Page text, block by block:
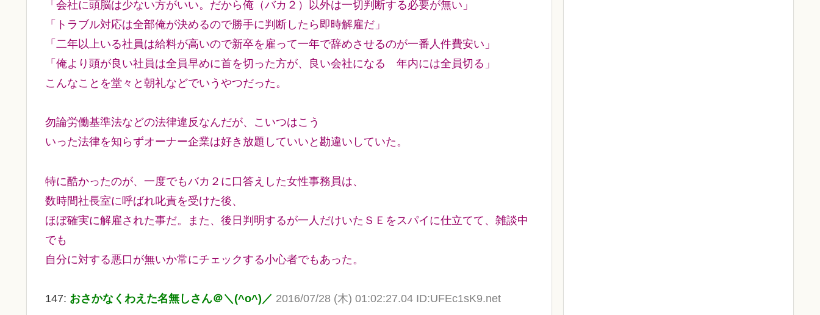
「会社に頭脳は少ない方がいい。だから俺（バカ２）以外は一切判断する必要が無い」
「トラブル対応は全部俺が決めるので勝手に判断したら即時解雇だ」
「二年以上いる社員は給料が高いので新卒を雇って一年で辞めさせるのが一番人件費安い」
「俺より頭が良い社員は全員早めに首を切った方が、良い会社になる 年内には全員切る」
こんなことを堂々と朝礼などでいうやつだった。
勿論労働基準法などの法律違反なんだが、こいつはこう
いった法律を知らずオーナー企業は好き放題していいと勘違いしていた。
特に酷かったのが、一度でもバカ２に口答えした女性事務員は、
数時間社長室に呼ばれ叱責を受けた後、
ほぼ確実に解雇された事だ。また、後日判明するが一人だけいたＳＥをスパイに仕立てて、雑談中
でも
自分に対する悪口が無いか常にチェックする小心者でもあった。
147: おさかなくわえた名無しさん＠＼(^o^)／ 2016/07/28 (木) 01:02:27.04 ID:UFEc1sK9.net